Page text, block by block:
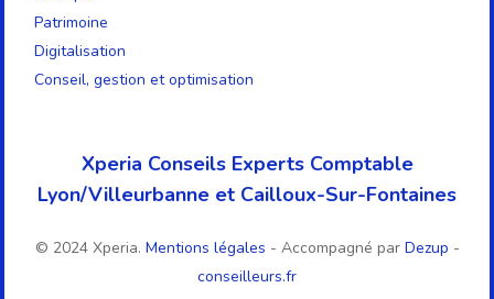
Patrimoine
Digitalisation
Conseil, gestion et optimisation
Xperia Conseils Experts Comptable
Lyon/Villeurbanne et Cailloux-Sur-Fontaines
© 2024 Xperia. Mentions légales - Accompagné par Dezup -
conseilleurs.fr